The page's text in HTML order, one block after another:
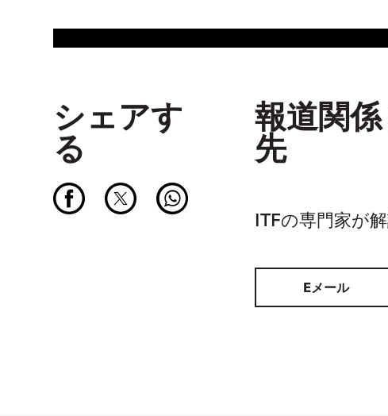
シェアす
る
報道関
先
ITFの専門家が
Eメール